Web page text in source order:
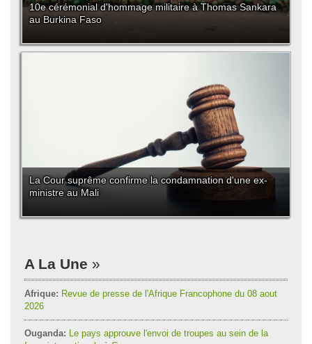
10e cérémonial d'hommage militaire à Thomas Sankara
au Burkina Faso
La Cour suprême confirme la condamnation d'une ex-
ministre au Mali
A La Une
Afrique: Revue de presse de l'Afrique Francophone du 08 aout
2026
Ouganda: Le pays approuve l'envoi de troupes au sein de la